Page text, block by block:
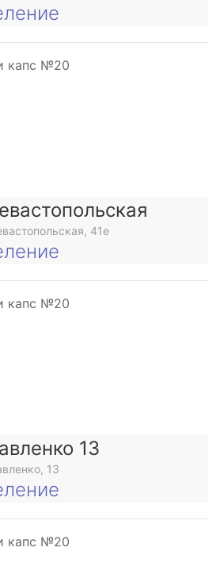
капс №20
41е
капс №20
13
13
капс №20